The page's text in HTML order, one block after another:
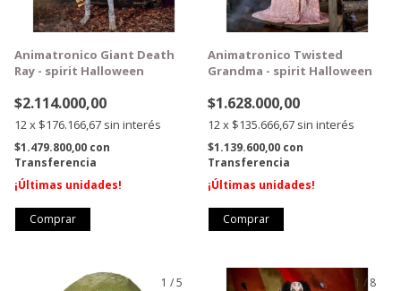
Animatronico Giant Death
Ray - spirit Halloween
$2.114.000,00
12x $176.166,67 sin interés
$1.479.800,00 con
Transferencia
¡Últimas unidades!
Animatronico Twisted
Grandma - spirit Halloween
$1.628.000,00
12x $135.666,67 sin interés
$1.139.600,00 con
Transferencia
¡Últimas unidades!
1 /5
GRATIS 1 / 8
GRATIS